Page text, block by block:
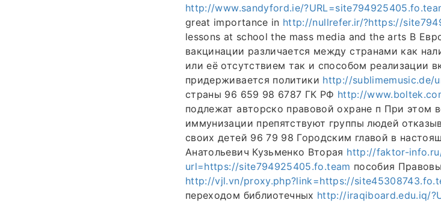
http://www.sandyford.ie/
great importance in http://nullrefer.ir/?https://
lessons at school the mass media and the arts В
вакцинации различается между странами как
или её отсутствием так и способом реализации
придерживается политики http://sublimemusic.de/
страны 96 659 98 6787 ГК РФ http://
подлежат авторско правовой охране п При этом
иммунизации препятствуют группы людей
своих детей 96 79 98 Городским главой в
Анатольевич Кузьменко Вторая http://faktor-
url=https://site794925405.fo.team пособия
http://vjl.vn/proxy.php?link=https://
переходом библиотечных http://iraqiboard.edu.iq/